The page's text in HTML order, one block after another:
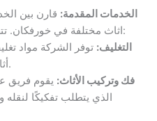
الخدمات المقدمة: قارن بين
اثاث مختلفة في خورفكان. تتضمن الخدمات الشائعة ما يلي:
التغليف: توفر الشركة مواد
أثاثك وأغراضك الشخصية.
فك وتركيب الأثاث: يقوم فريق
الذي يتطلب تفكيكًا لنقله